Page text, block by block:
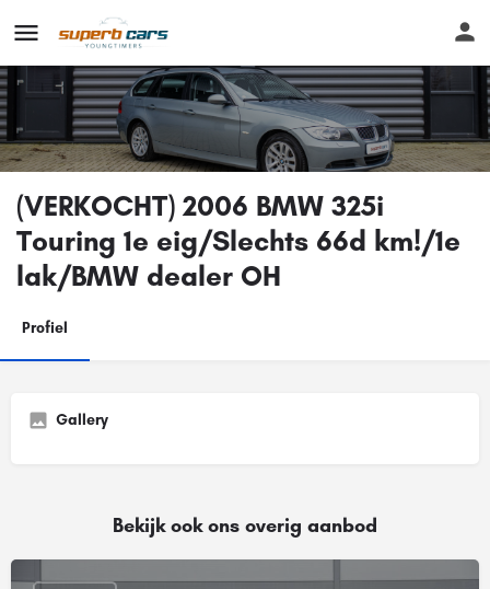
(VERKOCHT) 2006 BMW 325i
Touring 1e eig/Slechts 66d km!/1e
lak/BMW dealer OH
Profiel
Gallery
Bekijk ook ons overig aanbod